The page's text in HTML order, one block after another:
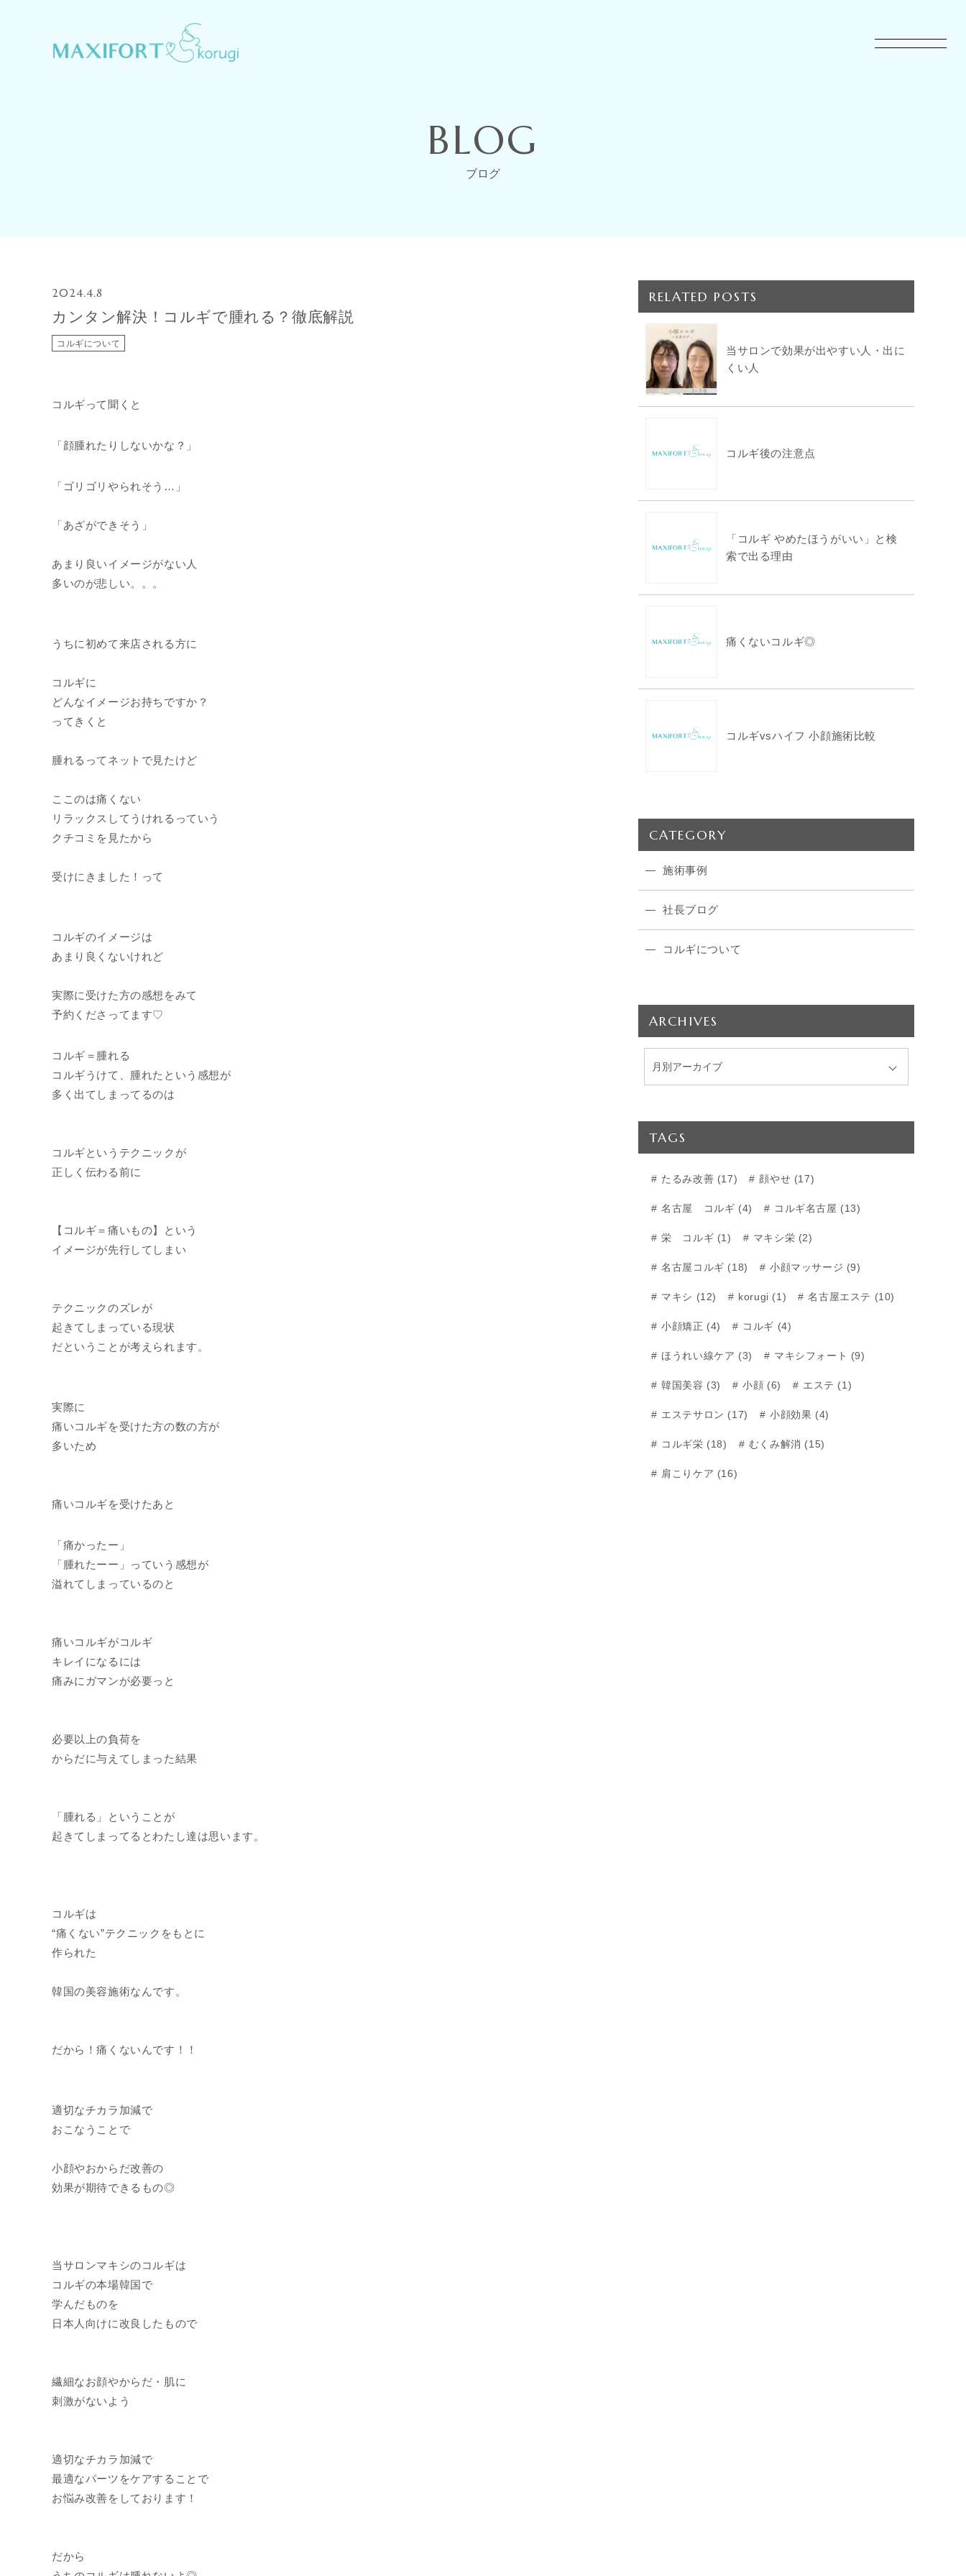
BLOG
ブログ
2024.4.8
カンタン解決！コルギで腫れる？徹底解説
コルギについて
コルギって聞くと
「顔腫れたりしないかな？」
「ゴリゴリやられそう…」
「あざができそう」
あまり良いイメージがない人
多いのが悲しい。。。
うちに初めて来店される方に
コルギに
どんなイメージお持ちですか？
ってきくと
腫れるってネットで見たけど
ここのは痛くない
リラックスしてうけれるっていう
クチコミを見たから
受けにきました！って
コルギのイメージは
あまり良くないけれど
実際に受けた方の感想をみて
予約くださってます♡
コルギ＝腫れる
コルギうけて、腫れたという感想が
多く出てしまってるのは
コルギというテクニックが
正しく伝わる前に
【コルギ＝痛いもの】という
イメージが先行してしまい
テクニックのズレが
起きてしまっている現状
だということが考えられます。
実際に
痛いコルギを受けた方の数の方が
多いため
痛いコルギを受けたあと
「痛かったー」
「腫れたーー」っていう感想が
溢れてしまっているのと
痛いコルギがコルギ
キレイになるには
痛みにガマンが必要っと
必要以上の負荷を
からだに与えてしまった結果
「腫れる」ということが
起きてしまってるとわたし達は思います。
コルギは
“痛くない”テクニックをもとに
作られた
韓国の美容施術なんです。
だから！痛くないんです！！
適切なチカラ加減で
おこなうことで
小顔やおからだ改善の
効果が期待できるもの◎
当サロンマキシのコルギは
コルギの本場韓国で
学んだものを
日本人向けに改良したもので
繊細なお顔やからだ・肌に
刺激がないよう
適切なチカラ加減で
最適なパーツをケアすることで
お悩み改善をしております！
だから
RELATED POSTS
当サロンで効果が出やすい人・出に
くい人
コルギ後の注意点
「コルギ やめたほうがいい」と検
索で出る理由
痛くないコルギ◎
コルギvsハイフ 小顔施術比較
CATEGORY
施術事例
社長ブログ
コルギについて
ARCHIVES
TAGS
たるみ改善 (17) 顔やせ (17)
名古屋 コルギ (4) コルギ名古屋 (13)
栄 コルギ (1) マキシ栄 (2)
名古屋コルギ (18) 小顔マッサージ (9)
マキシ (12) korugi (1) 名古屋エステ (10)
小顔矯正 (4) コルギ (4)
ほうれい線ケア (3) マキシフォート (9)
韓国美容 (3) 小顔 (6) エステ (1)
エステサロン (17) 小顔効果 (4)
コルギ栄 (18) むくみ解消 (15)
肩こりケア (16)